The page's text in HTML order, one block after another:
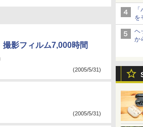
か
を
ヘ
か
影フィルム7,000時間
(2005/5/31)
(2005/5/31)